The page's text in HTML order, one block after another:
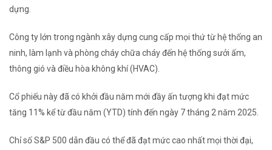
dựng.
Công ty lớn trong ngành xây dựng cung cấp mọi thứ từ hệ thống an
ninh, làm lạnh và phòng cháy chữa cháy đến hệ thống sưởi ấm,
thông gió và điều hòa không khí (HVAC).
Cổ phiếu này đã có khởi đầu năm mới đầy ấn tượng khi đạt mức
tăng 11% kể từ đầu năm (YTD) tính đến ngày 7 tháng 2 năm 2025.
Chỉ số S&P 500 dẫn đầu có thể đã đạt mức cao nhất mọi thời đại,